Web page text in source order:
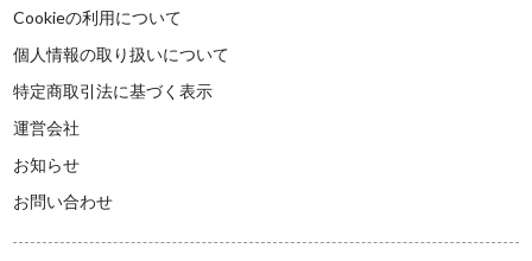
Cookieの利用について
個人情報の取り扱いについて
特定商取引法に基づく表示
運営会社
お知らせ
お問い合わせ